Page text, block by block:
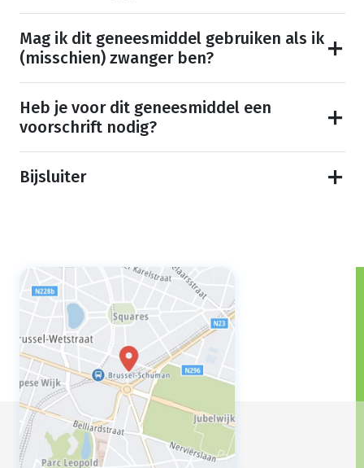
Mag ik dit geneesmiddel gebruiken als ik
(misschien) zwanger ben?
Heb je voor dit geneesmiddel een
voorschrift nodig?
Bijsluiter